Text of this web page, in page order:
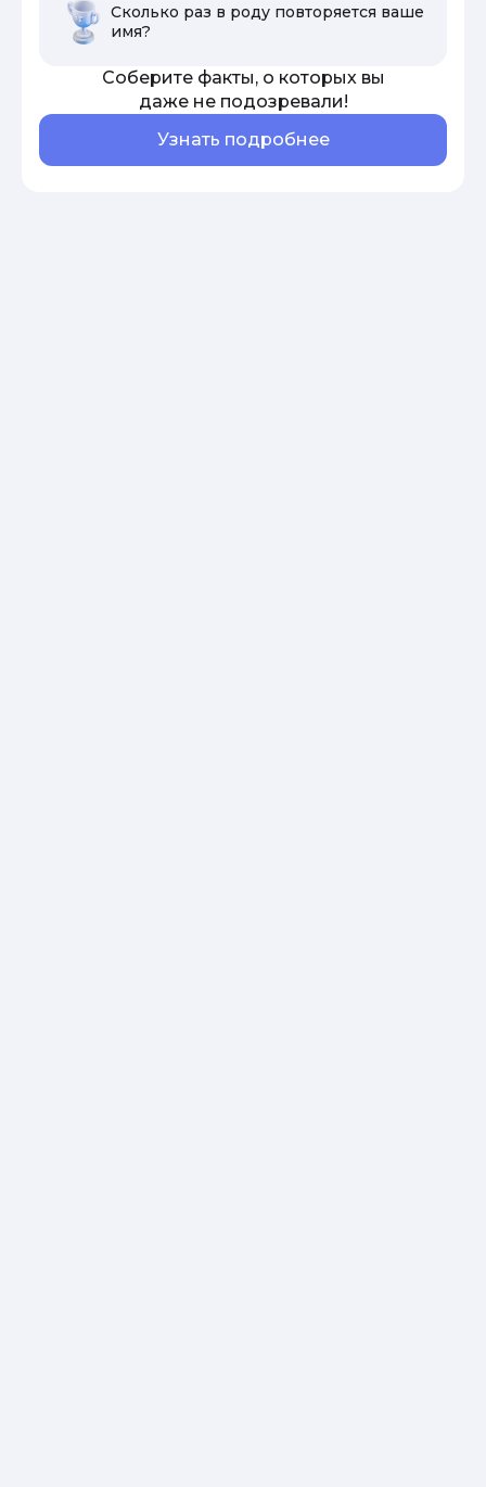
Сколько раз в роду повторяется ваше
имя?
Соберите факты, о которых вы
даже не подозревали!
Узнать подробнее